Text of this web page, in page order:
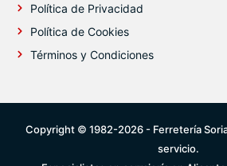
Política de Privacidad
Política de Cookies
Términos y Condiciones
Copyright © 1982-2026 - Ferretería
servicio.